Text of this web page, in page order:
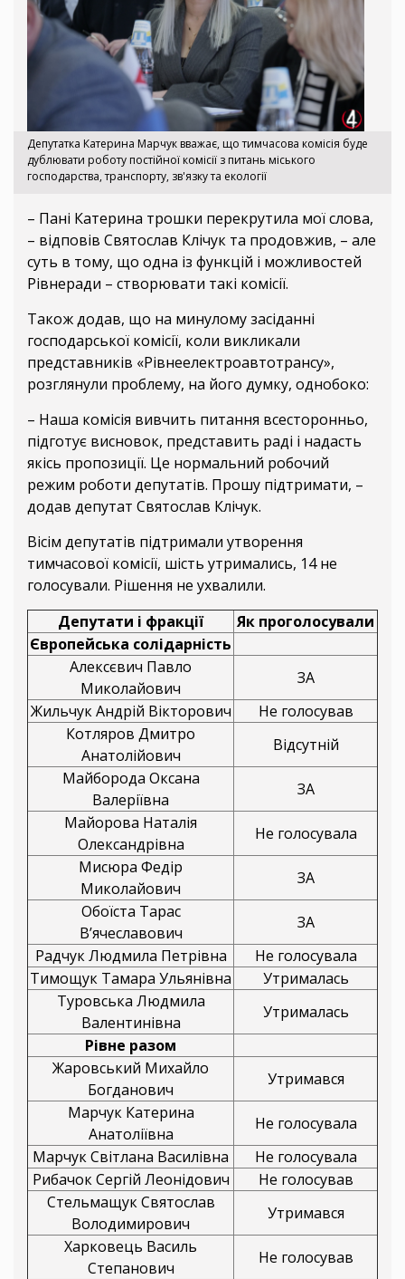
Депутатка Катерина Марчук вважає, що тимчасова комісія буде
дублювати роботу постійної комісії з питань міського
господарства, транспорту, зв'язку та екології
– Пані Катерина трошки перекрутила мої слова,
– відповів Святослав Клічук та продовжив, – але
суть в тому, що одна із функцій і можливостей
Рівнеради – створювати такі комісії.
Також додав, що на минулому засіданні
господарської комісії, коли викликали
представників «Рівнеелектроавтотрансу»,
розглянули проблему, на його думку, однобоко:
– Наша комісія вивчить питання всесторонньо,
підготує висновок, представить раді і надасть
якісь пропозиції. Це нормальний робочий
режим роботи депутатів. Прошу підтримати, –
додав депутат Святослав Клічук.
Вісім депутатів підтримали утворення
тимчасової комісії, шість утримались, 14 не
голосували. Рішення не ухвалили.
Депутати і фракції
Як проголосували
Європейська солідарність
Алексєвич Павло
Миколайович
ЗА
Жильчук Андрій Вікторович
Не голосував
Котляров Дмитро
Анатолійович
Відсутній
Майборода Оксана
Валеріївна
ЗА
Майорова Наталія
Олександрівна
Не голосувала
Мисюра Федір
Миколайович
ЗА
Обоїста Тарас
В’ячеславович
ЗА
Радчук Людмила Петрівна
Не голосувала
Тимощук Тамара Ульянівна
Утрималась
Туровська Людмила
Валентинівна
Утрималась
Рівне разом
Жаровський Михайло
Богданович
Утримався
Марчук Катерина
Анатоліївна
Не голосувала
Марчук Світлана Василівна
Не голосувала
Рибачок Сергій Леонідович
Не голосував
Стельмащук Святослав
Володимирович
Утримався
Харковець Василь
Степанович
Не голосував